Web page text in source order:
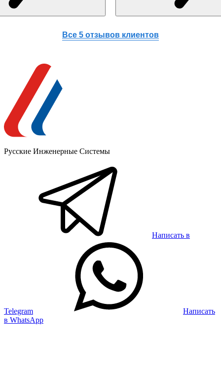
Все 5 отзывов клиентов
Русские Инженерные Системы
Написать в
Telegram
Написать
в WhatsApp